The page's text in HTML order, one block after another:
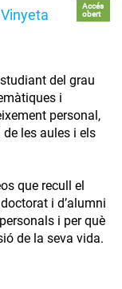
Accés
obert
del grau
i
personal,
de les aules i els
que recull el
i d’alumni
i per què
de la seva vida.